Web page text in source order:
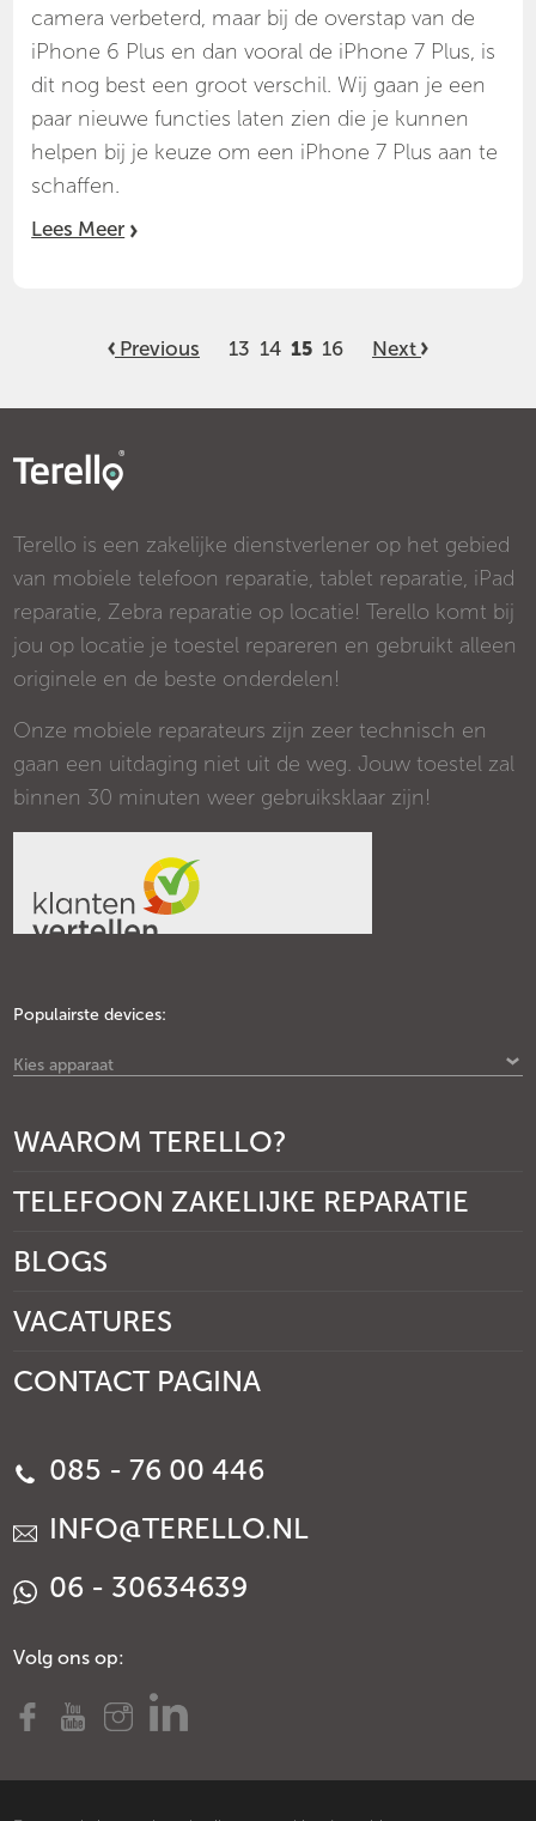
camera verbeterd, maar bij de overstap van de
iPhone 6 Plus en dan vooral de iPhone 7 Plus, is
dit nog best een groot verschil. Wij gaan je een
paar nieuwe functies laten zien die je kunnen
helpen bij je keuze om een iPhone 7 Plus aan te
schaffen.
Lees Meer
Previous 13 14 15 16 Next
Terello is een zakelijke dienstverlener op het gebied
van mobiele telefoon reparatie, tablet reparatie, iPad
reparatie, Zebra reparatie op locatie! Terello komt bij
jou op locatie je toestel repareren en gebruikt alleen
originele en de beste onderdelen!
Onze mobiele reparateurs zijn zeer technisch en
gaan een uitdaging niet uit de weg. Jouw toestel zal
binnen 30 minuten weer gebruiksklaar zijn!
Populairste devices:
Kies apparaat
WAAROM TERELLO?
TELEFOON ZAKELIJKE REPARATIE
BLOGS
VACATURES
CONTACT PAGINA
085 - 76 00 446
INFO@TERELLO.NL
06 - 30634639
Volg ons op: